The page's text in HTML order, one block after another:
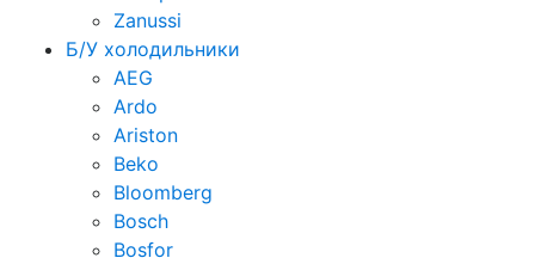
Zanussi
Б/У холодильники
AEG
Ardo
Ariston
Beko
Bloomberg
Bosch
Bosfor